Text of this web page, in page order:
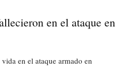
en el ataque en
en el ataque armado en